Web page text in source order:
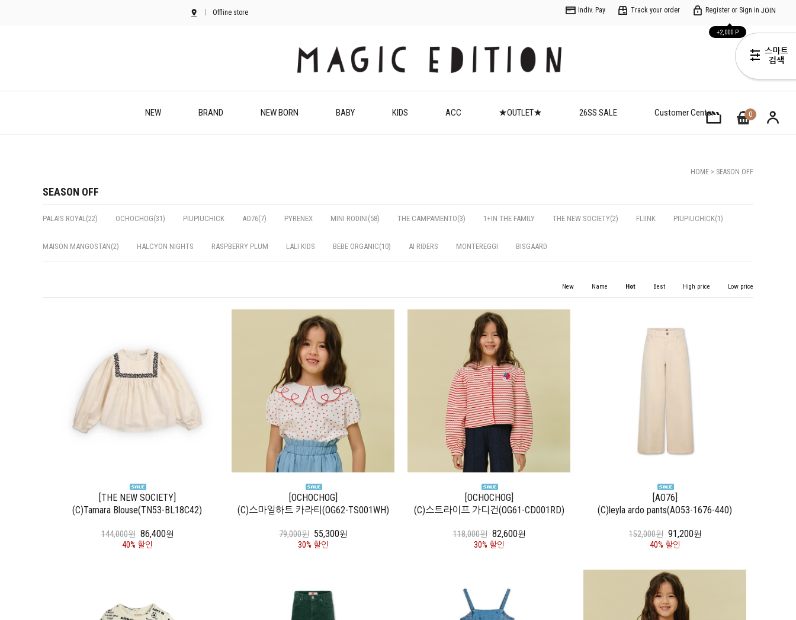
Offline store Indiv. Pay Track your order Register or Sign in JOIN
+2,000 P
NEW BRAND NEW BORN BABY KIDS ACC ★OUTLET★ 26SS SALE Customer Center 0
HOME > SEASON OFF
SEASON OFF
PALAIS ROYAL(22) OCHOCHOG(31) PIUPIUCHICK AO76(7) PYRENEX MINI RODINI(58) THE CAMPAMENTO(3) 1+IN THE FAMILY THE NEW SOCIETY(2) FLIINK PIUPIUCHICK(1)
MAISON MANGOSTAN(2) HALCYON NIGHTS RASPBERRY PLUM LALI KIDS BEBE ORGANIC(10) AI RIDERS MONTEREGGI BISGAARD
New Name Hot Best High price Low price
[THE NEW SOCIETY]
(C)Tamara Blouse(TN53-BL18C42)
144,000원 86,400원
40% 할인
[OCHOCHOG]
(C)스마일하트 카라티(OG62-TS001WH)
79,000원 55,300원
30% 할인
[OCHOCHOG]
(C)스트라이프 가디건(OG61-CD001RD)
118,000원 82,600원
30% 할인
[AO76]
(C)leyla ardo pants(AO53-1676-440)
152,000원 91,200원
40% 할인